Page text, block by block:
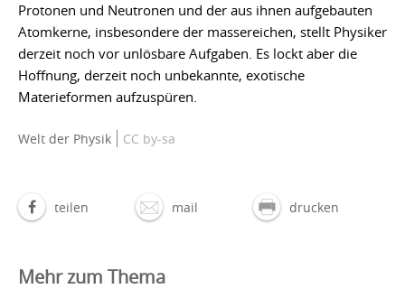
Protonen und Neutronen und der aus ihnen aufgebauten
Atomkerne, insbesondere der massereichen, stellt Physiker
derzeit noch vor unlösbare Aufgaben. Es lockt aber die
Hoffnung, derzeit noch unbekannte, exotische
Materieformen aufzuspüren.
Welt der Physik CC by-sa
teilen mail drucken
Mehr zum Thema